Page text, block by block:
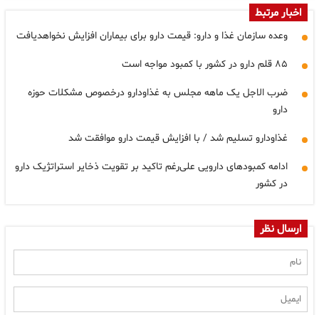
اخبار مرتبط
وعده سازمان غذا و دارو: قیمت دارو برای بیماران افزایش نخواهدیافت
۸۵ قلم دارو در کشور با کمبود مواجه است
ضرب الاجل یک ماهه مجلس به غذاودارو درخصوص مشکلات حوزه
دارو
غذاودارو تسلیم شد / با افزایش قیمت دارو موافقت شد
ادامه کمبودهای دارویی علی‌رغم تاکید بر تقویت ذخایر استراتژیک دارو
در کشور
ارسال نظر